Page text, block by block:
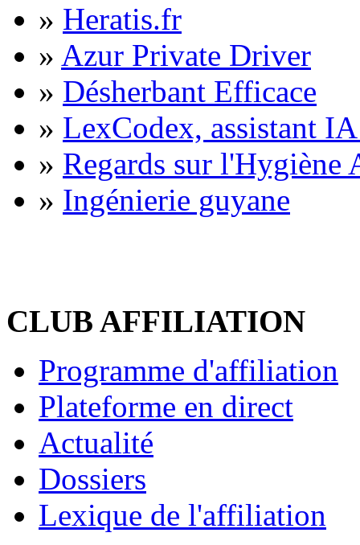
» Heratis.fr
» Azur Private Driver
» Désherbant Efficace
» LexCodex, assistant
» Regards sur l'Hygiène
» Ingénierie guyane
CLUB AFFILIATION
Programme d'affiliation
Plateforme en direct
Actualité
Dossiers
Lexique de l'affiliation